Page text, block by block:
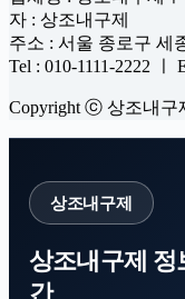
자 : 상조내구제
주소 : 서울 종로구 세
Tel : 010-1111-2222 ㅣ
Copyright ⓒ 상조내구
상조내구제
상조내구제
간